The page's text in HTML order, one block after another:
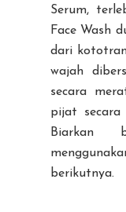
Serum,
Face Wash
dari
wajah
secara
pijat secara
Biarkan
berikutnya.